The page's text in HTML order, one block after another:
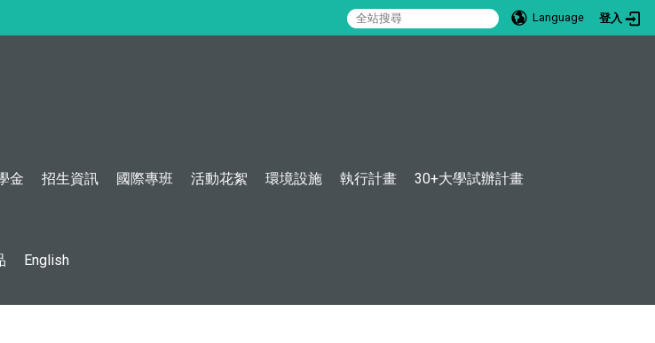
Language 登入
金 招生資訊 國際專班 活動花絮 環境設施 執行計畫 30+大學試辦計畫
English